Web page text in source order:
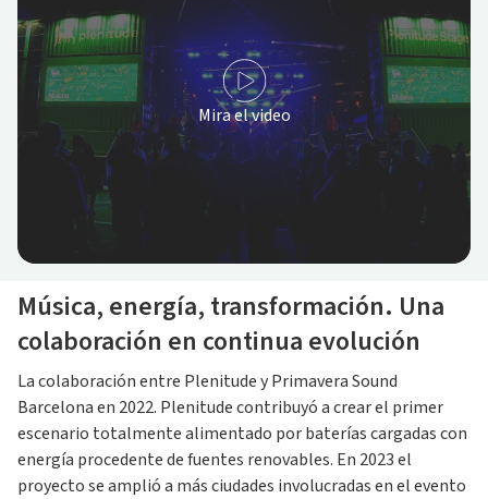
Mira el video
Música, energía, transformación. Una
colaboración en continua evolución
La colaboración entre Plenitude y Primavera Sound
Barcelona en 2022. Plenitude contribuyó a crear el primer
escenario totalmente alimentado por baterías cargadas con
energía procedente de fuentes renovables. En 2023 el
proyecto se amplió a más ciudades involucradas en el evento